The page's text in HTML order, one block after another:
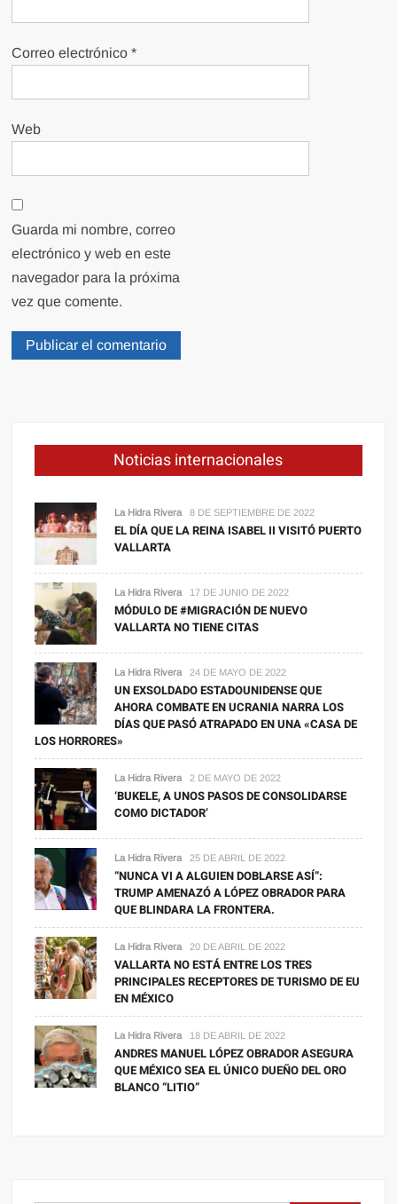
Correo electrónico*
Web
Guarda mi nombre, correo
electrónico y web en este
navegador para la próxima
vez que comente.
Noticias internacionales
La Hidra Rivera 8 DE SEPTIEMBRE DE 2022
EL DÍA QUE LA REINA ISABEL II VISITÓ PUERTO
VALLARTA
La Hidra Rivera 17 DE JUNIO DE 2022
MÓDULO DE #MIGRACIÓN DE NUEVO
VALLARTA NO TIENE CITAS
La Hidra Rivera 24 DE MAYO DE 2022
UN EXSOLDADO ESTADOUNIDENSE QUE
AHORA COMBATE EN UCRANIA NARRA LOS
DÍAS QUE PASÓ ATRAPADO EN UNA «CASA DE
LOS HORRORES»
La Hidra Rivera 2 DE MAYO DE 2022
‘BUKELE, A UNOS PASOS DE CONSOLIDARSE
COMO DICTADOR’
La Hidra Rivera 25 DE ABRIL DE 2022
“NUNCA VI A ALGUIEN DOBLARSE ASÍ”:
TRUMP AMENAZÓ A LÓPEZ OBRADOR PARA
QUE BLINDARA LA FRONTERA.
La Hidra Rivera 20 DE ABRIL DE 2022
VALLARTA NO ESTÁ ENTRE LOS TRES
PRINCIPALES RECEPTORES DE TURISMO DE EU
EN MÉXICO
La Hidra Rivera 18 DE ABRIL DE 2022
ANDRES MANUEL LÓPEZ OBRADOR ASEGURA
QUE MÉXICO SEA EL ÚNICO DUEÑO DEL ORO
BLANCO “LITIO”